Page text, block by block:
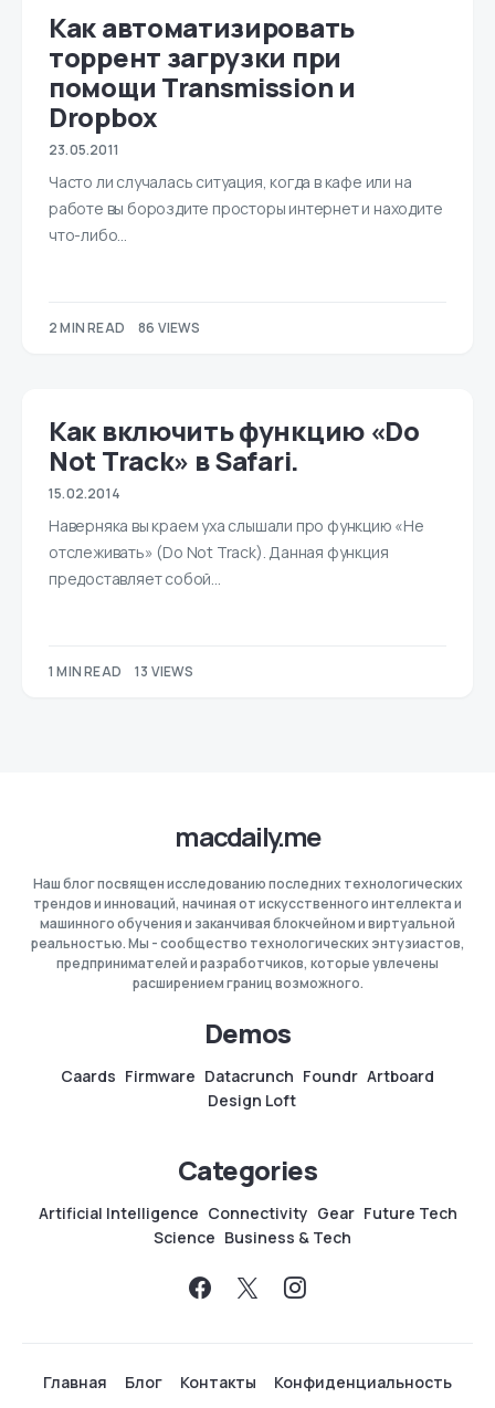
Как автоматизировать
торрент загрузки при
помощи Transmission и
Dropbox
23.05.2011
Часто ли случалась ситуация, когда в кафе или на
работе вы бороздите просторы интернет и находите
что-либо…
2 MIN READ 86 VIEWS
Как включить функцию «Do
Not Track» в Safari.
15.02.2014
Наверняка вы краем уха слышали про функцию «Не
отслеживать» (Do Not Track). Данная функция
предоставляет собой…
1 MIN READ 13 VIEWS
macdaily.me
Наш блог посвящен исследованию последних технологических
трендов и инноваций, начиная от искусственного интеллекта и
машинного обучения и заканчивая блокчейном и виртуальной
реальностью. Мы - сообщество технологических энтузиастов,
предпринимателей и разработчиков, которые увлечены
расширением границ возможного.
Demos
Caards Firmware Datacrunch Foundr Artboard
Design Loft
Categories
Artificial Intelligence Connectivity Gear Future Tech
Science Business & Tech
Главная Блог Контакты Конфиденциальность